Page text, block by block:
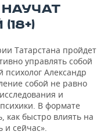
Татарстана пройдет
управлять собой
Александр
собой не равно
и
В формате
как быстро влиять на
и сейчас».